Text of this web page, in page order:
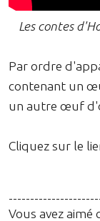
Les contes
Par ordre
contenant un
un autre œuf
Cliquez sur le
Vous avez aimé